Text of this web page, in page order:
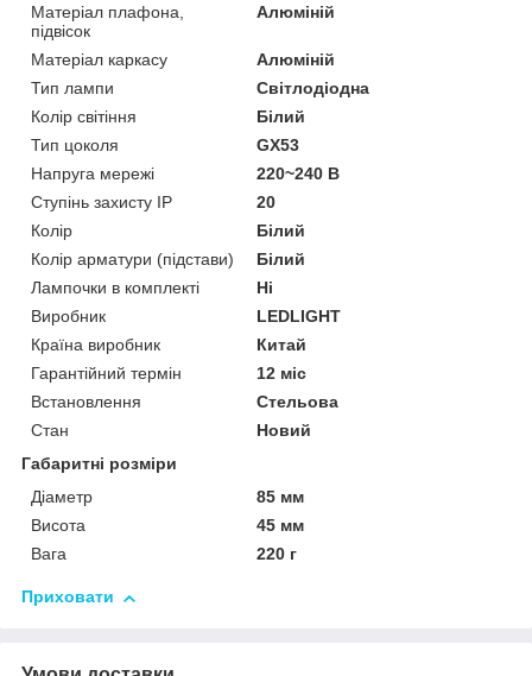
Матеріал плафона,
підвісок
Алюміній
Матеріал каркасу
Алюміній
Тип лампи
Світлодіодна
Колір світіння
Білий
Тип цоколя
GX53
Напруга мережі
220~240 В
Ступінь захисту IP
20
Колір
Білий
Колір арматури (підстави)
Білий
Лампочки в комплекті
Ні
Виробник
LEDLIGHT
Країна виробник
Китай
Гарантійний термін
12 міс
Встановлення
Стельова
Стан
Новий
Габаритні розміри
Діаметр
85 мм
Висота
45 мм
Вага
220 г
Приховати